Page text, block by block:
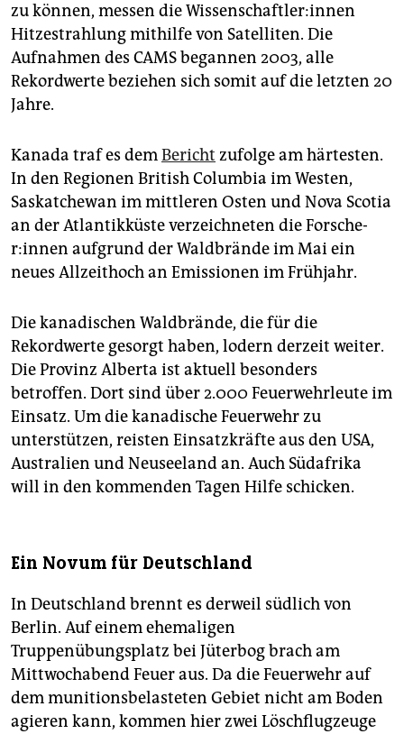
zu können, messen die Wis­sen­schaft­le­r:in­nen
Hitzestrahlung mithilfe von Satelliten. Die
Aufnahmen des CAMS begannen 2003, alle
Rekordwerte beziehen sich somit auf die letzten 20
Jahre.
Kanada traf es demBericht zufolge am härtesten.
In den Regionen British Columbia im Westen,
Saskatchewan im mittleren Osten und Nova Scotia
an der Atlantikküste verzeichneten die For­sche­
r:in­nen aufgrund der Waldbrände im Mai ein
neues Allzeithoch an Emissionen im Frühjahr.
Die kanadischen Waldbrände, die für die
Rekordwerte gesorgt haben, lodern derzeit weiter.
Die Provinz Alberta ist aktuell besonders
betroffen. Dort sind über 2.000 Feuerwehrleute im
Einsatz. Um die kanadische Feuerwehr zu
unterstützen, reisten Einsatzkräfte aus den USA,
Australien und Neuseeland an. Auch Südafrika
will in den kommenden Tagen Hilfe schicken.
Ein Novum für Deutschland
In Deutschland brennt es derweil südlich von
Berlin. Auf einem ehemaligen
Truppenübungsplatz bei Jüterbog brach am
Mittwochabend Feuer aus. Da die Feuerwehr auf
dem munitionsbelasteten Gebiet nicht am Boden
agieren kann, kommen hier zwei Löschflugzeuge